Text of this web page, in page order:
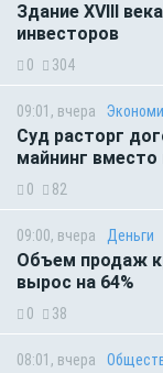
Здание XVIII
инвесторов
0 304
09:01, вчера
Суд расторг
майнинг вместо
0 82
09:00, вчера Деньги
Объем продаж
вырос на 64%
0 38
08:01, вчера